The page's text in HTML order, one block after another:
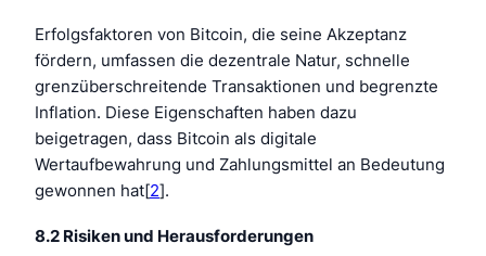
Erfolgsfaktoren von Bitcoin, die seine Akzeptanz
fördern, umfassen die dezentrale Natur, schnelle
grenzüberschreitende Transaktionen und begrenzte
Inflation. Diese Eigenschaften haben dazu
beigetragen, dass Bitcoin als digitale
Wertaufbewahrung und Zahlungsmittel an Bedeutung
gewonnen hat[2].
8.2 Risiken und Herausforderungen